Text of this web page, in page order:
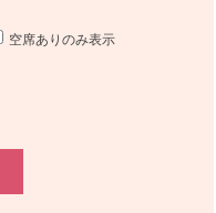
空席ありのみ表示